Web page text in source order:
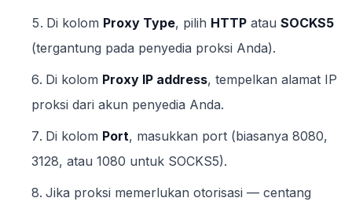
Di kolom Proxy Type, pilih HTTP atau SOCKS5
(tergantung pada penyedia proksi Anda).
Di kolom Proxy IP address, tempelkan alamat IP
proksi dari akun penyedia Anda.
Di kolom Port, masukkan port (biasanya 8080,
3128, atau 1080 untuk SOCKS5).
Jika proksi memerlukan otorisasi — centang